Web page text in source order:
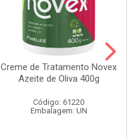
Creme de Tratamento Novex
Azeite de Oliva 400g
Código: 61220
Embalagem: UN